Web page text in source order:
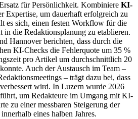
für Persönlichkeit. Kombiniere KI-
Expertise, um dauerhaft erfolgreich zu
es sich, einen festen Workflow für die
die Redaktionsplanung zu etablieren.
Hannover berichten, dass durch die
KI-Checks die Fehlerquote um 35 %
pro Artikel um durchschnittlich 20
Auch der Austausch im Team –
– trägt dazu bei, dass
wird. In Luzern wurde 2026
um Redakteure im Umgang mit KI-
zu einer messbaren Steigerung der
eines halben Jahres.